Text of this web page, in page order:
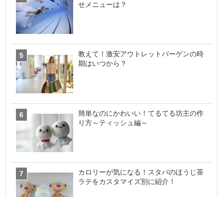
せメニューは？
教えて！激安アウトレットバーゲンの時
期はいつから？
簡単なのにかわいい！てるてる坊主の作
り方～ティッシュ編～
カロリーが気になる！スタバのほうじ茶
ラテをカスタマイズ別に紹介！